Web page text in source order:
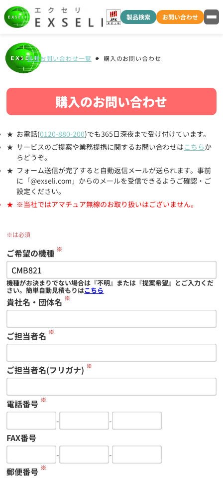
製品検索 お問い合わせ
各種お問い合わせ一覧 購入のお問い合わせ
購入のお問い合わせ
お電話(0120-880-200)でも365日深夜まで受け付けています。
サービスのご提案や業務提携に関するお問い合わせはこちらか
らどうぞ。
フォーム送信が完了すると自動返信メールが送られます。事前
に「@exseli.com」からのメールを受信できるようご確認・ご
設定ください。
※当社ではアマチュア無線のお取り扱いはございません。
※は必須
ご希望の機種 ※
機種がお決まりでない場合は『不明』または『提案希望』とご入力くだ
さい。簡単自動見積もりはこちら
貴社名・団体名 ※
ご担当者名 ※
ご担当者名(フリガナ) ※
電話番号 ※
-
-
FAX番号
-
-
郵便番号 ※